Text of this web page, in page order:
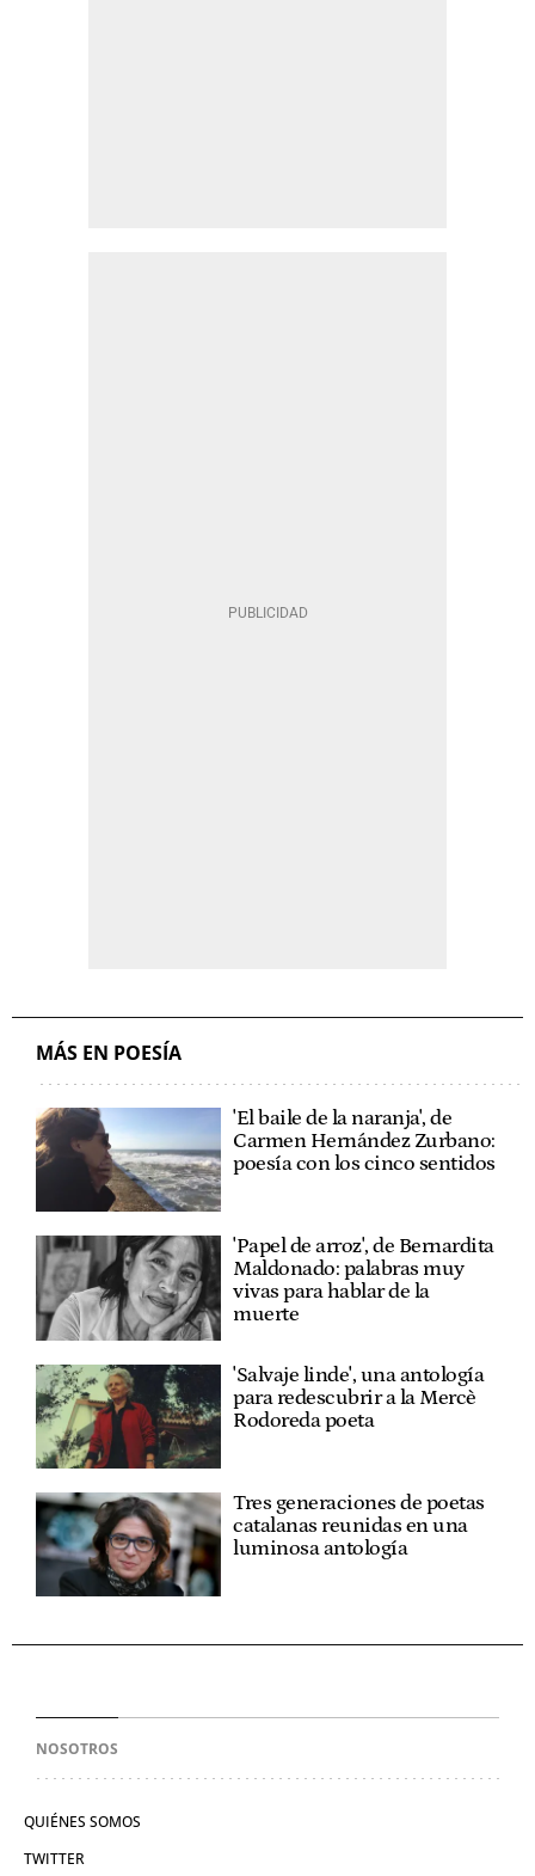
MÁS EN POESÍA
'El baile de la naranja', de
Carmen Hernández Zurbano:
poesía con los cinco sentidos
'Papel de arroz', de Bernardita
Maldonado: palabras muy
vivas para hablar de la
muerte
'Salvaje linde', una antología
para redescubrir a la Mercè
Rodoreda poeta
Tres generaciones de poetas
catalanas reunidas en una
luminosa antología
NOSOTROS
QUIÉNES SOMOS
TWITTER